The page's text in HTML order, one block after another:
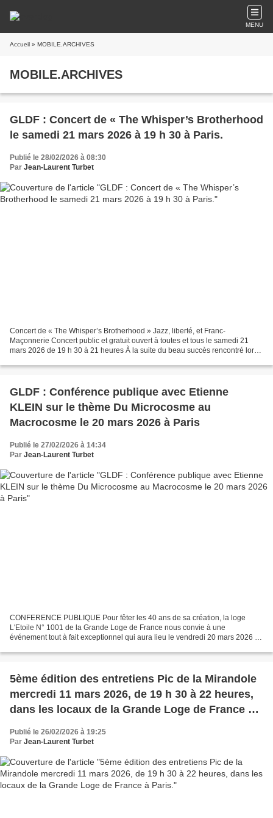
MENU
Accueil » MOBILE.ARCHIVES
MOBILE.ARCHIVES
GLDF : Concert de « The Whisper’s Brotherhood
le samedi 21 mars 2026 à 19 h 30 à Paris.
Publié le 28/02/2026 à 08:30
Par Jean-Laurent Turbet
Concert de « The Whisper’s Brotherhood » Jazz, liberté, et Franc-
Maçonnerie Concert public et gratuit ouvert à toutes et tous le samedi 21
mars 2026 de 19 h 30 à 21 heures À la suite du beau succès rencontré lors
GLDF : Conférence publique avec Etienne
KLEIN sur le thème Du Microcosme au
Macrocosme le 20 mars 2026 à Paris
Publié le 27/02/2026 à 14:34
Par Jean-Laurent Turbet
CONFERENCE PUBLIQUE Pour fêter les 40 ans de sa création, la loge
L'Etoile N° 1001 de la Grande Loge de France nous convie à une
événement tout à fait exceptionnel qui aura lieu le vendredi 20 mars 2026 à
5ème édition des entretiens Pic de la Mirandole
mercredi 11 mars 2026, de 19 h 30 à 22 heures,
dans les locaux de la Grande Loge de France à
Paris.
Publié le 26/02/2026 à 19:25
Par Jean-Laurent Turbet